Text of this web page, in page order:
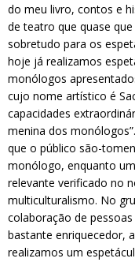
do meu livro, contos e
de teatro que quase
sobretudo para os
hoje já realizamos
monólogos
cujo nome artístico é
capacidades
menina dos
que o público são-
monólogo, enquanto
relevante verificado no
multiculturalismo. No
colaboração de
bastante enriquecedor,
realizamos um